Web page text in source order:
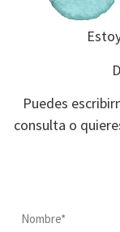
Puedes
consulta o